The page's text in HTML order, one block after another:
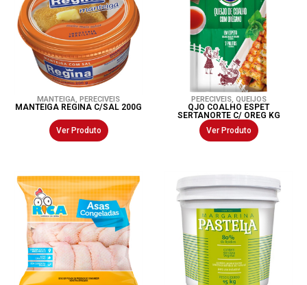
MANTEIGA, PERECIVEIS
MANTEIGA REGINA C/SAL 200G
Ver Produto
PERECIVEIS, QUEIJOS
QJO COALHO ESPET
SERTANORTE C/ OREG KG
Ver Produto